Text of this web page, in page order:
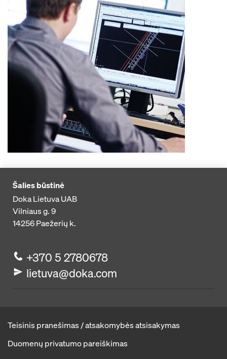
Šalies būstinė
Doka Lietuva UAB
Vilniaus g. 9
14256Paežerių k.
+370 5 2780678
lietuva@doka.com
Teisinis pranešimas / atsakomybės atsisakymas
Duomenų privatumo pareiškimas